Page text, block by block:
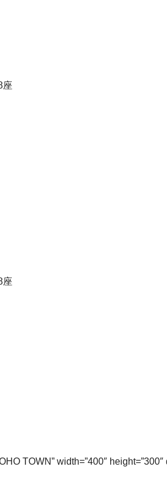
座
座
TOWN” width=”400″ height=”300″